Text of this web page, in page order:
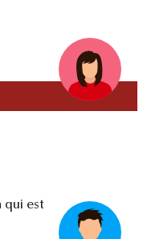
qui est